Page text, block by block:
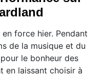
force hier. Pendant
de la musique et du
le bonheur des
en laissant choisir à